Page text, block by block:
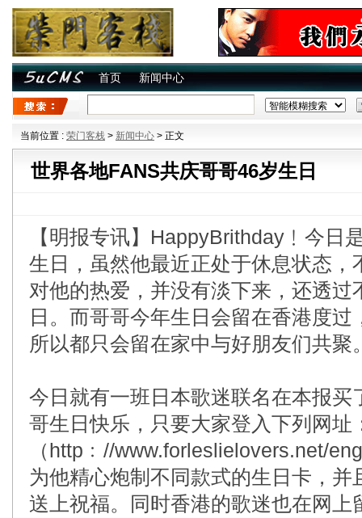
首页 新闻中心
当前位置 : 荣门客栈 > 新闻中心 > 正文
世界各地FANS共庆哥哥46岁生日
【明报专讯】HappyBrithday﹗今日
生日，虽然他最近正处于休息状态，
对他的热爱，并没有淡下来，还透过
日。而哥哥今年生日会留在香港度
所以都只会留在家中与好朋友们共聚
今日就有一班日本歌迷联名在本报买
哥生日快乐，只要大家登入下列网址
（http﹕//www.forleslielovers.net/
为他精心炮制不同款式的生日卡，
送上祝福。同时香港的歌迷也在网上